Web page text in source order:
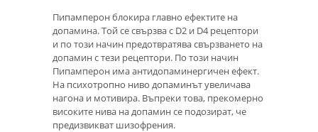
Пипамперон блокира главно ефектите на
допамина. Той се свързва с D2 и D4 рецептори
и по този начин предотвратява свързването на
допамин с тези рецептори. По този начин
Пипамперон има антидопаминергичен ефект.
На психотропно ниво допаминът увеличава
нагона и мотивира. Въпреки това, прекомерно
високите нива на допамин се подозират, че
предизвикват шизофрения.